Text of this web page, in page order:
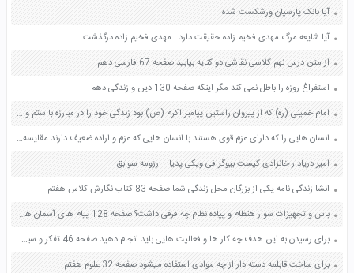
آیا بانک پارسیان ورشکست شده
آیا شایعه مرگ مهدی فخیم زاده حقیقت دارد | مهدی فخیم زاده درگذشت
از متن درس نهم کلاسی نقاشی دو کنایه بیابید صفحه 67 فارسی دهم
استفراغ روزه را باطل نمی کند مگر اینکه صفحه 130 دین و زندگی دهم
امام خمینی (ره) که از پیروان راستین پیامبر اکرم (ص) بود زندگی خود را در مبارزه با ستم و باطل گذراند آیا می توانید نمونه هایی از این مبارزه ها را بیان کنید؟ صفحه 118 دین و زندگی دهم
انسان هایی را که دارای عزم قوی هستند با انسان هایی که عزم و اراده ضعیف دارند مقایسه کنید و فرق آنها را با یکدیگر بنویسید صفحه 99 دین و زندگی دهم
امیر دریادار خانزادی کیست بیوگرافی ویکی پدیا + رزومه سوابق
انشا زندگی نامه یکی از بزرگان محل زندگی شما صفحه 83 کتاب نگارش کلاس هفتم
باس و تجهیزات سوار هنظام و پیاده نظام چه فرقی داشت؟ صفحه 128 پیام های آسمان هفتم
برای رسیدن به این هدف چه کار ها و فعالیت هایی باید انجام دهید صفحه 46 تفکر و سبک زندگی هفتم
برای ساخت قابلمه دسته دار از چه موادی استفاده میشود صفحه 32 علوم هفتم